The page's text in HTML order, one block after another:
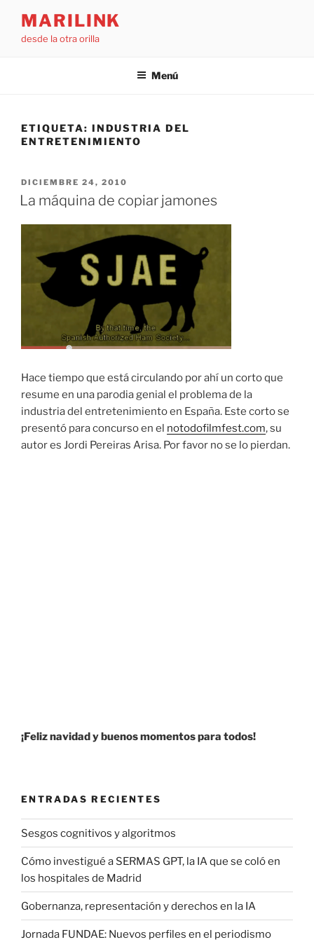
contenido
MARILINK
desde la otra orilla
Menú
ETIQUETA: INDUSTRIA DEL
ENTRETENIMIENTO
PUBLICADO
EL
DICIEMBRE 24, 2010
La máquina de copiar jamones
Hace tiempo que está circulando por ahí un corto que
resume en una parodia genial el problema de la
industria del entretenimiento en España. Este corto se
presentó para concurso en el notodofilmfest.com, su
autor es Jordi Pereiras Arisa. Por favor no se lo pierdan.
¡Feliz navidad y buenos momentos para todos!
ENTRADAS RECIENTES
Sesgos cognitivos y algoritmos
Cómo investigué a SERMAS GPT, la IA que se coló en
los hospitales de Madrid
Gobernanza, representación y derechos en la IA
Jornada FUNDAE: Nuevos perfiles en el periodismo